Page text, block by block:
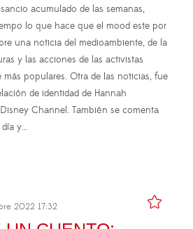
acumulado de las semanas,
lo que hace que el mood este por
una noticia del medioambiente, de la
y las acciones de las activistas
populares. Otra de las noticias, fue
de identidad de Hannah
Channel. También se comenta
día y…
2022 17:32